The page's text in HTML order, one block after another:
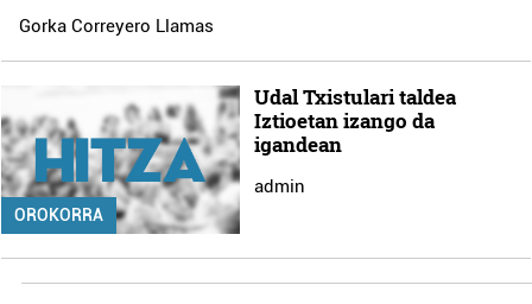
Gorka Correyero Llamas
OROKORRA
Udal Txistulari taldea
Iztioetan izango da
igandean
admin